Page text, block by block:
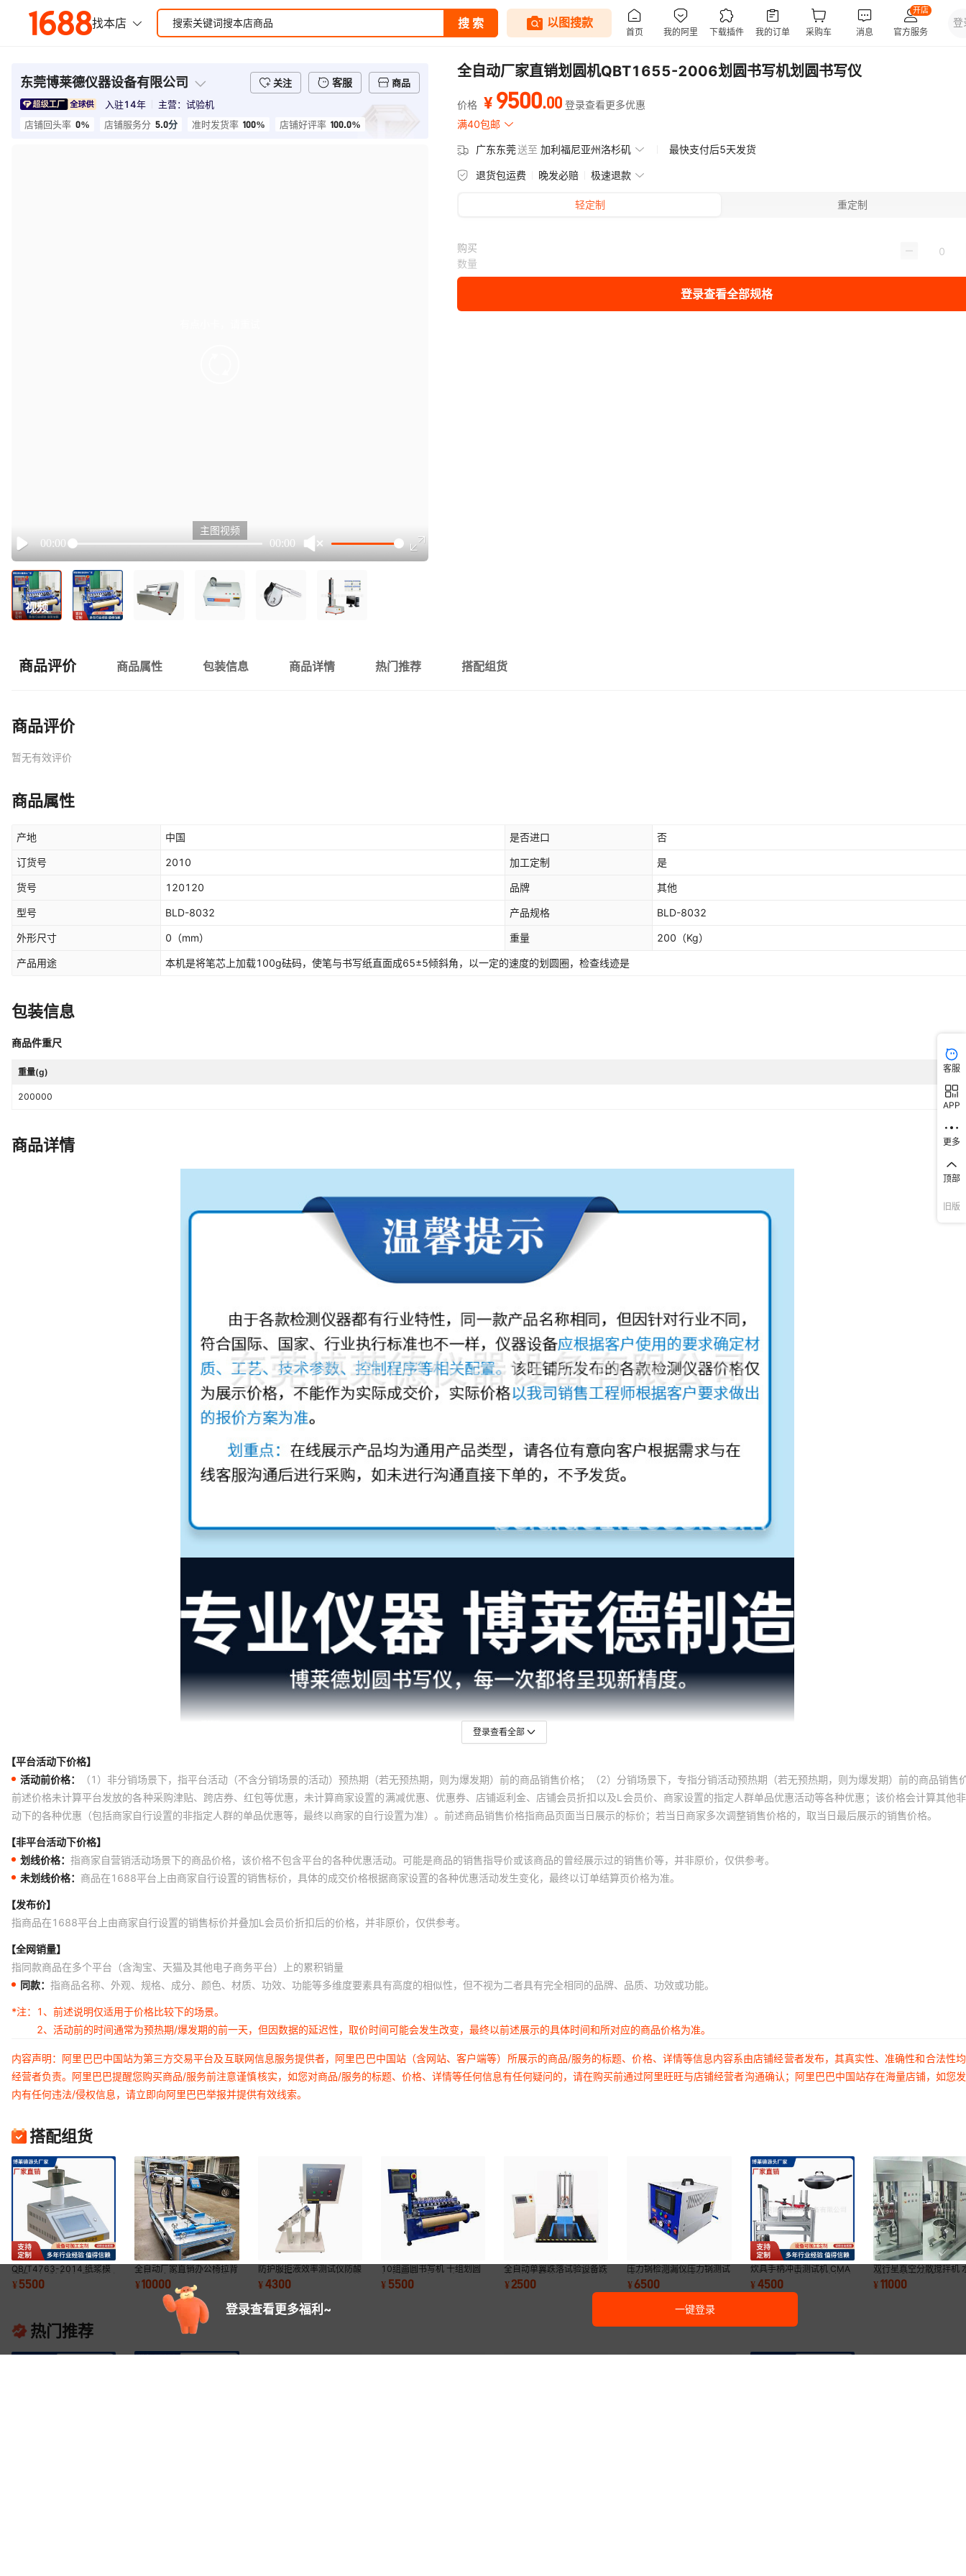
东莞博莱德仪器设备有限公司 关注 客服
商品
入驻14年 主营： 试验机
店铺回头率 0% 店铺服务分 5.0分 准时发货率 100% 店铺好评率 100.0%
Play
00:00 00:00
主图视频
视频
全自动厂家直销划圆机QBT1655-2006划圆书写机划圆书写仪
价格 ¥ 9500.00 登录查看更多优惠
满40包邮
广东东莞送至 加利福尼亚州洛杉矶 最快支付后5天发货
退货包运费 晚发必赔 极速退款
轻定制 重定制
购买
数量
登录查看全部规格
商品评价 商品属性 包装信息 商品详情 热门推荐 搭配组货
商品评价
暂无有效评价
商品属性
产地 中国 是否进口 否
订货号 2010 加工定制 是
货号 120120 品牌 其他
型号 BLD-8032 产品规格 BLD-8032
外形尺寸 0 （mm） 重量 200 （Kg）
产品用途 本机是将笔芯上加载100g砝码，使笔与书写纸直面成65±5倾斜角，以一定的速度的划圆圈，检查线迹是
包装信息
商品件重尺
重量(g)
200000
商品详情
登录查看全部
【平台活动下价格】
活动前价格：
（1）非分销场景下，指平台活动（不含分销场景的活动）预热期（若无预热期，则为爆发期）前的商品销售价格；（2）分销场景下，专指分销活动预热期（若无预热期，则为爆发期）前的商品销售
前述价格未计算平台发放的各种采购津贴、跨店券、红包等优惠，未计算商家设置的满减优惠、优惠券、店铺返利金、店铺会员折扣以及L会员价、商家设置的指定人群单品优惠活动等各种优惠；该价格会计算其他
动下的各种优惠（包括商家自行设置的非指定人群的单品优惠等，最终以商家的自行设置为准）。前述商品销售价格指商品页面当日展示的标价；若当日商家多次调整销售价格的，取当日最后展示的销售价格。
【非平台活动下价格】
划线价格： 指商家自营销活动场景下的商品价格，该价格不包含平台的各种优惠活动。可能是商品的销售指导价或该商品的曾经展示过的销售价等，并非原价，仅供参考。
未划线价格： 商品在1688平台上由商家自行设置的销售标价，具体的成交价格根据商家设置的各种优惠活动发生变化，最终以订单结算页价格为准。
【发布价】
指商品在1688平台上由商家自行设置的销售标价并叠加L会员价折扣后的价格，并非原价，仅供参考。
【全网销量】
指同款商品在多个平台（含淘宝、天猫及其他电子商务平台）上的累积销量
同款： 指商品名称、外观、规格、成分、颜色、材质、功效、功能等多维度要素具有高度的相似性，但不视为二者具有完全相同的品牌、品质、功效或功能。
*注：
1、前述说明仅适用于价格比较下的场景。
2、活动前的时间通常为预热期/爆发期的前一天，但因数据的延迟性，取价时间可能会发生改变，最终以前述展示的具体时间和所对应的商品价格为准。
内容声明：阿里巴巴中国站为第三方交易平台及互联网信息服务提供者，阿里巴巴中国站（含网站、客户端等）所展示的商品/服务的标题、价格、详情等信息内容系由店铺经营者发布，其真实性、准确性和合法性
经营者负责。阿里巴巴提醒您购买商品/服务前注意谨慎核实，如您对商品/服务的标题、价格、详情等任何信息有任何疑问的，请在购买前通过阿里旺旺与店铺经营者沟通确认；阿里巴巴中国站存在海量店铺，如您
内有任何违法/侵权信息，请立即向阿里巴巴举报并提供有效线索。
搭配组货
QB/T4763-2014 纸浆模
塑餐具负重试验机餐具检测
仪器
¥5500
全自动厂家直销办公椅拉背
结构强度试验机椅子推背拉
力强度测试仪
¥10000
防护服拒液效率测试仪防酸
碱工作服GB 24540拒液效
率测试装置
¥4300
10组画圆书写机 十组划圆
机 划圆书写机 画Z机
¥ 5500
全自动单翼跌落试验设备跌
落测试台跌落实验机跌落试
验机
¥2500
压力锅检测漏仪压力锅测试
设备压力锅试验设备
¥6500
炊具手柄冲击测试机 CMA
EN12983手柄耐冲击检测
仪器
¥4500
双行星真空分散搅拌机
凝胶 硅胶搅拌设备 用于
高粘度物料
¥11000
热门推荐
登录查看更多福利~ 一键登录
客服
APP
更多
顶部
旧版